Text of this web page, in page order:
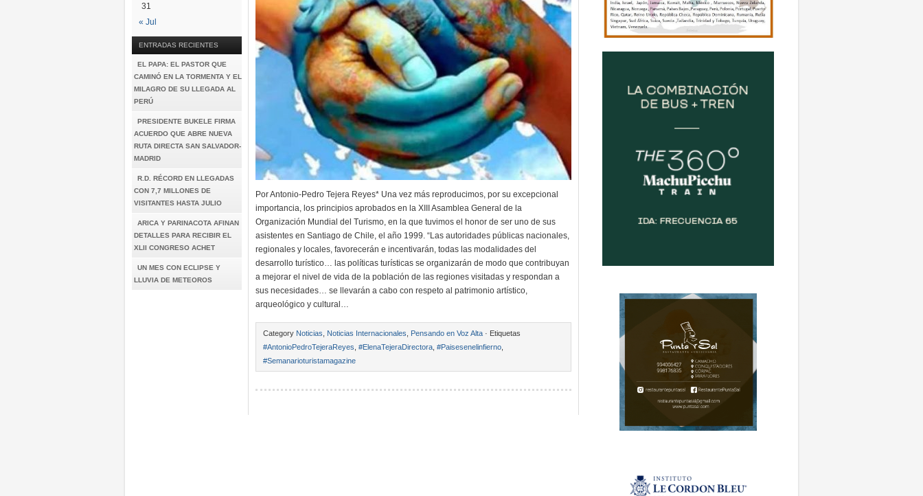
31
« Jul
ENTRADAS RECIENTES
EL PAPA: EL PASTOR QUE
CAMINÓ EN LA TORMENTA Y EL
MILAGRO DE SU LLEGADA AL
PERÚ
PRESIDENTE BUKELE FIRMA
ACUERDO QUE ABRE NUEVA
RUTA DIRECTA SAN SALVADOR-
MADRID
R.D. RÉCORD EN LLEGADAS
CON 7,7 MILLONES DE
VISITANTES HASTA JULIO
ARICA Y PARINACOTA AFINAN
DETALLES PARA RECIBIR EL
XLII CONGRESO ACHET
UN MES CON ECLIPSE Y
LLUVIA DE METEOROS
Por Antonio-Pedro Tejera Reyes* Una vez más reproducimos, por su excepcional
importancia, los principios aprobados en la XIII Asamblea General de la
Organización Mundial del Turismo, en la que tuvimos el honor de ser uno de sus
asistentes en Santiago de Chile, el año 1999. “Las autoridades públicas nacionales,
regionales y locales, favorecerán e incentivarán, todas las modalidades del
desarrollo turístico… las políticas turísticas se organizarán de modo que contribuyan
a mejorar el nivel de vida de la población de las regiones visitadas y respondan a
sus necesidades… se llevarán a cabo con respeto al patrimonio artístico,
arqueológico y cultural…
Category Noticias Noticias Internacionales Pensando en Voz Alta · Etiquetas
#AntonioPedroTejeraReyes #ElenaTejeraDirectora #Paisesenelinfierno
#Semanarioturistamagazine